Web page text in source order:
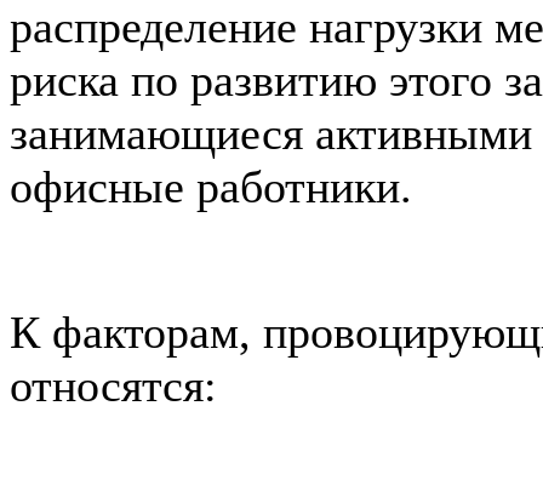
распределение нагрузки
риска по развитию этого
занимающиеся активными
офисные работники.
К факторам,
относятся: